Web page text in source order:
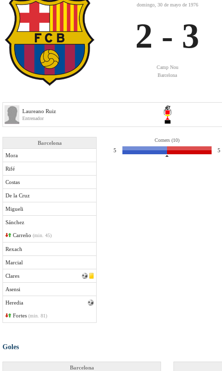
domingo, 30 de mayo de 1976
2 - 3
Camp Nou
Barcelona
Laureano Ruiz
Entrenador
Barcelona
Mora
Rifé
Costas
De la Cruz
Migueli
Sánchez
Carreño (min. 45)
Rexach
Marcial
Clares
Asensi
Heredia
Fortes (min. 81)
Corners (10)
5 5
Goles
Barcelona